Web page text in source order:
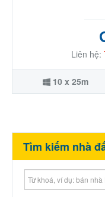
Liên hệ:
10 x 25m
Tìm kiếm nhà